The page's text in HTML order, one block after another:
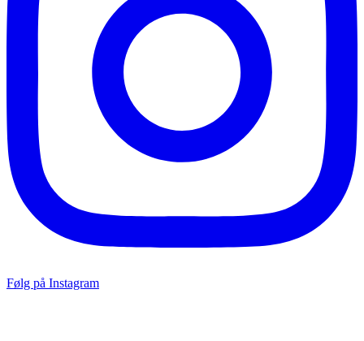
Følg på Instagram